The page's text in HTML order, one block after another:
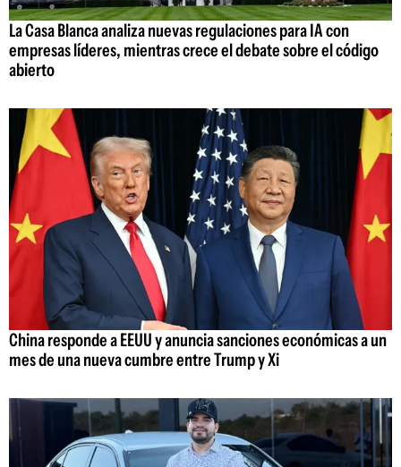
La Casa Blanca analiza nuevas regulaciones para IA con
empresas líderes, mientras crece el debate sobre el código
abierto
China responde a EEUU y anuncia sanciones económicas a un
mes de una nueva cumbre entre Trump y Xi